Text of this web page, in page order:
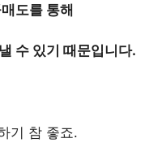
도를 통해
수 있기 때문입니다.
기 참 좋죠.